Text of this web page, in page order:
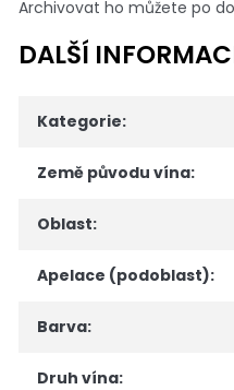
Archivovat ho můžete po
DALŠÍ
Kategorie:
Země původu vína:
Oblast:
Apelace (podoblast):
Barva:
Druh vína: